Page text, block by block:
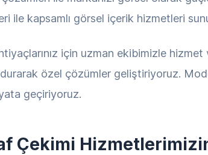
ile kapsamlı görsel içerik hizmetleri
için uzman ekibimizle hizmet
özel çözümler geliştiriyoruz.
geçiriyoruz.
Çekimi